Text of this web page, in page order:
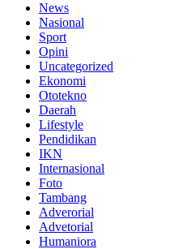
News
Nasional
Sport
Opini
Uncategorized
Ekonomi
Ototekno
Daerah
Lifestyle
Pendidikan
IKN
Internasional
Foto
Tambang
Adverorial
Advetorial
Humaniora